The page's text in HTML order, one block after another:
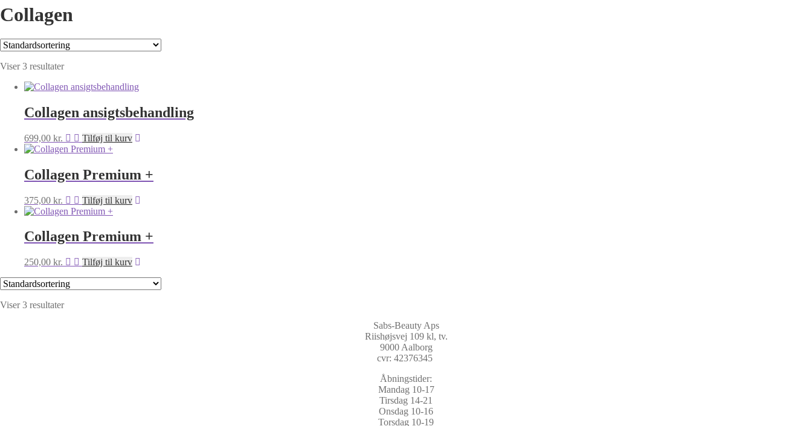
Collagen
Viser 3 resultater
Collagen ansigtsbehandling
699,00 kr. Tilføj til kurv
Collagen Premium +
375,00 kr. Tilføj til kurv
Collagen Premium +
250,00 kr. Tilføj til kurv
Viser 3 resultater
Sabs-Beauty Aps
Riishøjsvej 109 kl, tv.
9000 Aalborg
cvr: 42376345
Åbningstider:
Mandag 10-17
Tirsdag 14-21
Onsdag 10-16
Torsdag 10-19